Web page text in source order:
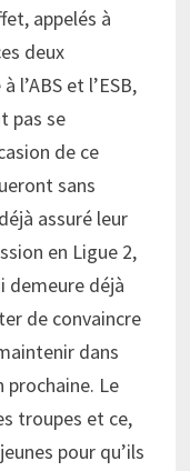
appelés à
deux
l’ABS et l’ESB,
pas se
de ce
sans
assuré leur
en Ligue 2,
demeure déjà
de convaincre
dans
prochaine. Le
troupes et ce,
pour qu’ils